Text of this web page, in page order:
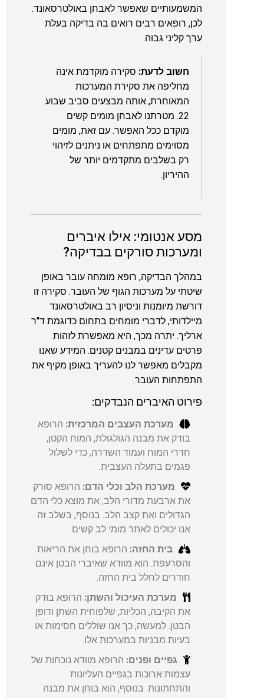
המשמעותיים שאפשר לאבחן באולטרסאונד.
לכן, רופאים רבים רואים בה בדיקה בעלת
ערך קליני גבוה.
חשוב לדעת: סקירה מוקדמת אינה
מחליפה את סקירת המערכות
המאוחרת, אותה מבצעים סביב שבוע
22. מטרתנו לאבחן מומים קשים
מוקדם ככל האפשר. עם זאת, מומים
מסוימים מתפתחים או ניתנים לזיהוי
רק בשלבים מתקדמים יותר של
ההיריון.
מסע אנטומי: אילו איברים
ומערכות סורקים בבדיקה?
במהלך הבדיקה, רופא מומחה עובר באופן
שיטתי על מערכות הגוף של העובר. סקירה זו
דורשת מיומנות וניסיון רב באולטרסאונד
מיילדותי, לדברי מומחים בתחום כדוגמת ד"ר
ארליך. יתרה מכך, היא מאפשרת לזהות
פרטים עדינים במבנים קטנים. המידע שאנו
מקבלים מאפשר לנו להעריך באופן מקיף את
התפתחות העובר.
פירוט האיברים הנבדקים:
מערכת העצבים המרכזית: הרופא
בודק את מבנה הגולגולת, המוח הקטן,
חדרי המוח ועמוד השדרה, כדי לשלול
פגמים בתעלה העצבית.
מערכת הלב וכלי הדם: הרופא סורק
את ארבעת מדורי הלב, את מוצא כלי הדם
הגדולים ואת קצב הלב. בנוסף, בשלב זה
אנו יכולים לאתר מומי לב קשים.
בית החזה: הרופא בוחן את הריאות
והסרעפת. הוא מוודא שאיברי הבטן אינם
חודרים לחלל בית החזה.
מערכת העיכול והשתן: הרופא בודק
את הקיבה, הכליות, שלפוחית השתן ודופן
הבטן. למעשה, כך אנו שוללים חסימות או
בעיות מבניות במערכות אלו.
גפיים ופנים: הרופא מוודא נוכחות של
עצמות ארוכות בגפיים העליונות
והתחתונות. בנוסף, הוא בוחן את מבנה